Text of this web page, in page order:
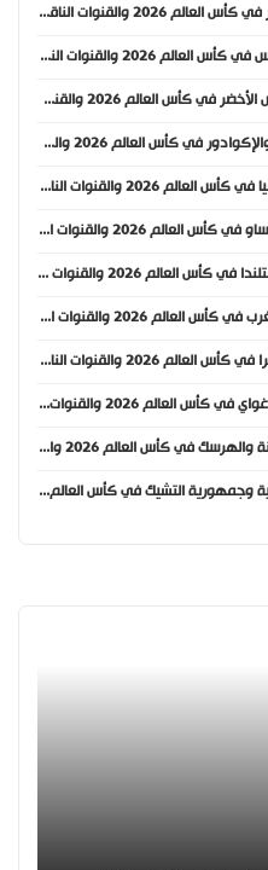
موعد مباراة بلجيكا ومصر في كأس العالم 2026 والقنوات الناقلة
موعد مباراة السويد وتونس في كأس العالم 2026 والقنوات الناقلة
موعد مباراة إسبانيا والرأس الأخضر في كأس العالم 2026 والقنوات الناقلة
موعد مباراة ساحل العاج والإكوادور في كأس العالم 2026 والقنوات الناقلة
موعد مباراة أستراليا وتركيا في كأس العالم 2026 والقنوات الناقلة
موعد مباراة ألمانيا وكوراساو في كأس العالم 2026 والقنوات الناقلة
موعد مباراة هايتي واسكتلندا في كأس العالم 2026 والقنوات الناقلة
موعد مباراة البرازيل والمغرب في كأس العالم 2026 والقنوات الناقلة
موعد مباراة قطر وسويسرا في كأس العالم 2026 والقنوات الناقلة
موعد مباراة أمريكا والباراغواي في كأس العالم 2026 والقنوات الناقلة
موعد مباراة كندا والبوسنة والهرسك في كأس العالم 2026 والقنوات الناقلة
موعد مباراة كوريا الجنوبية وجمهورية التشيك في كأس العالم 2026 والقنوات الناقلة